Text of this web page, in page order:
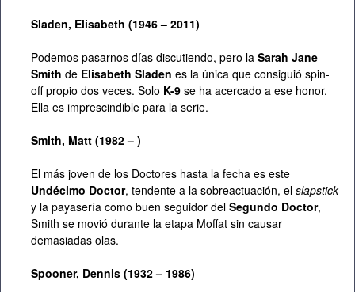
Sladen, Elisabeth (1946 – 2011)
Podemos pasarnos días discutiendo, pero la Sarah Jane
Smith de Elisabeth Sladen es la única que consiguió spin-
off propio dos veces. Solo K-9 se ha acercado a ese honor.
Ella es imprescindible para la serie.
Smith, Matt (1982 – )
El más joven de los Doctores hasta la fecha es este
Undécimo Doctor, tendente a la sobreactuación, el slapstick
y la payasería como buen seguidor del Segundo Doctor,
Smith se movió durante la etapa Moffat sin causar
demasiadas olas.
Spooner, Dennis (1932 – 1986)